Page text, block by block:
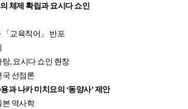
체제 확립과 요시다 쇼인
「 교육칙어 」
반포
, 요시다 쇼인 현창
국 선점론
과 나카 미치요의 ‘동양사’ 제안
본 역사학